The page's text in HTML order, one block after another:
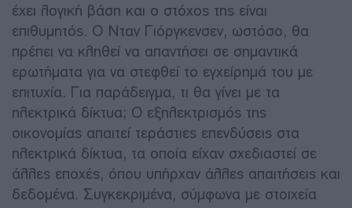
έχει λογική βάση και ο στόχος της είναι
επιθυμητός. Ο Νταν Γιόργκενσεν, ωστόσο, θα
πρέπει να κληθεί να απαντήσει σε σημαντικά
ερωτήματα για να στεφθεί το εγχείρημά του με
επιτυχία. Για παράδειγμα, τι θα γίνει με τα
ηλεκτρικά δίκτυα; Ο εξηλεκτρισμός της
οικονομίας απαιτεί τεράστιες επενδύσεις στα
ηλεκτρικά δίκτυα, τα οποία είχαν σχεδιαστεί σε
άλλες εποχές, όπου υπήρχαν άλλες απαιτήσεις και
δεδομένα. Συγκεκριμένα, σύμφωνα με στοιχεία